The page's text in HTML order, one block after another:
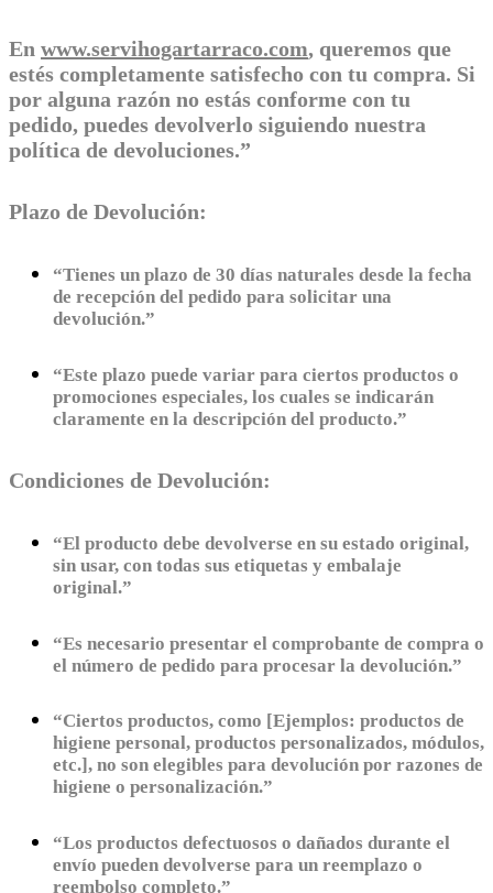
En www.servihogartarraco.com, queremos que
estés completamente satisfecho con tu compra. Si
por alguna razón no estás conforme con tu
pedido, puedes devolverlo siguiendo nuestra
política de devoluciones.”
Plazo de Devolución:
“Tienes un plazo de 30 días naturales desde la fecha
de recepción del pedido para solicitar una
devolución.”
“Este plazo puede variar para ciertos productos o
promociones especiales, los cuales se indicarán
claramente en la descripción del producto.”
Condiciones de Devolución:
“El producto debe devolverse en su estado original,
sin usar, con todas sus etiquetas y embalaje
original.”
“Es necesario presentar el comprobante de compra o
el número de pedido para procesar la devolución.”
“Ciertos productos, como [Ejemplos: productos de
higiene personal, productos personalizados, módulos,
etc.], no son elegibles para devolución por razones de
higiene o personalización.”
“Los productos defectuosos o dañados durante el
envío pueden devolverse para un reemplazo o
reembolso completo.”